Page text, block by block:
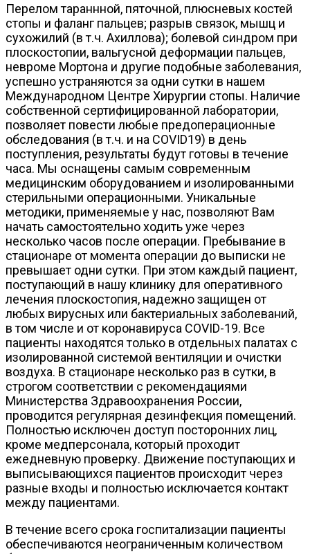
Перелом тараннной, пяточной, плюсневых костей
стопы и фаланг пальцев; разрыв связок, мышц и
сухожилий (в т.ч. Ахиллова); болевой синдром при
плоскостопии, вальгусной деформации пальцев,
невроме Мортона и другие подобные заболевания,
успешно устраняются за одни сутки в нашем
Международном Центре Хирургии стопы. Наличие
собственной сертифицированной лаборатории,
позволяет повести любые предоперационные
обследования (в т.ч. и на COVID19) в день
поступления, результаты будут готовы в течение
часа. Мы оснащены самым современным
медицинским оборудованием и изолированными
стерильными операционными. Уникальные
методики, применяемые у нас, позволяют Вам
начать самостоятельно ходить уже через
несколько часов после операции. Пребывание в
стационаре от момента операции до выписки не
превышает одни сутки. При этом каждый пациент,
поступающий в нашу клинику для оперативного
лечения плоскостопия, надежно защищен от
любых вирусных или бактериальных заболеваний,
в том числе и от коронавируса COVID-19. Все
пациенты находятся только в отдельных палатах с
изолированной системой вентиляции и очистки
воздуха. В стационаре несколько раз в сутки, в
строгом соответствии с рекомендациями
Министерства Здравоохранения России,
проводится регулярная дезинфекция помещений.
Полностью исключен доступ посторонних лиц,
кроме медперсонала, который проходит
ежедневную проверку. Движение поступающих и
выписывающихся пациентов происходит через
разные входы и полностью исключается контакт
между пациентами.
В течение всего срока госпитализации пациенты
обеспечиваются неограниченным количеством